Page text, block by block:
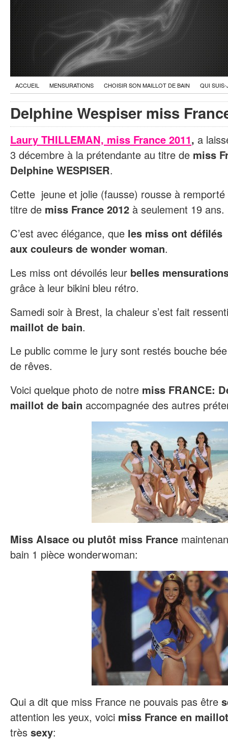
ACCUEIL MENSURATIONS CHOISIR SON MAILLOT DE BAIN QUI SUIS-
Delphine Wespiser miss
Laury THILLEMAN, miss France 2011, a
3 décembre à la prétendante au titre de miss
Delphine WESPISER.
Cette jeune et jolie (fausse) rousse à remporté
titre de miss France 2012 à seulement 19 ans.
C’est avec élégance, que les miss ont défilés
aux couleurs de wonder woman.
Les miss ont dévoilés leur belles
grâce à leur bikini bleu rétro.
Samedi soir à Brest, la chaleur s’est fait
maillot de bain.
Le public comme le jury sont restés bouche
de rêves.
Voici quelque photo de notre miss FRANCE:
maillot de bain accompagnée des autres
Miss Alsace ou plutôt miss France
bain 1 pièce wonderwoman:
Qui a dit que miss France ne pouvais pas être
attention les yeux, voici miss France en
très sexy: